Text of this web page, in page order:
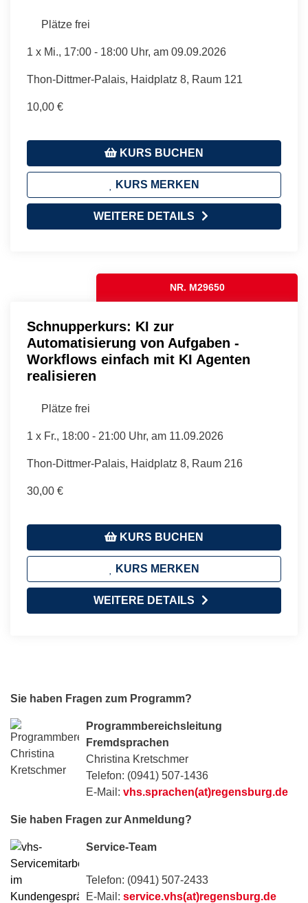
Plätze frei
1 x Mi., 17:00 - 18:00 Uhr, am 09.09.2026
Thon-Dittmer-Palais, Haidplatz 8, Raum 121
10,00 €
KURS BUCHEN
KURS MERKEN
WEITERE DETAILS
NR. M29650
Schnupperkurs: KI zur
Automatisierung von Aufgaben -
Workflows einfach mit KI Agenten
realisieren
Plätze frei
1 x Fr., 18:00 - 21:00 Uhr, am 11.09.2026
Thon-Dittmer-Palais, Haidplatz 8, Raum 216
30,00 €
KURS BUCHEN
KURS MERKEN
WEITERE DETAILS
Sie haben Fragen zum Programm?
Programmbereichsleitung
Fremdsprachen
Christina Kretschmer
Telefon: (0941) 507-1436
E-Mail: vhs.sprachen(at)regensburg.de
Sie haben Fragen zur Anmeldung?
Service-Team
Telefon: (0941) 507-2433
E-Mail: service.vhs(at)regensburg.de